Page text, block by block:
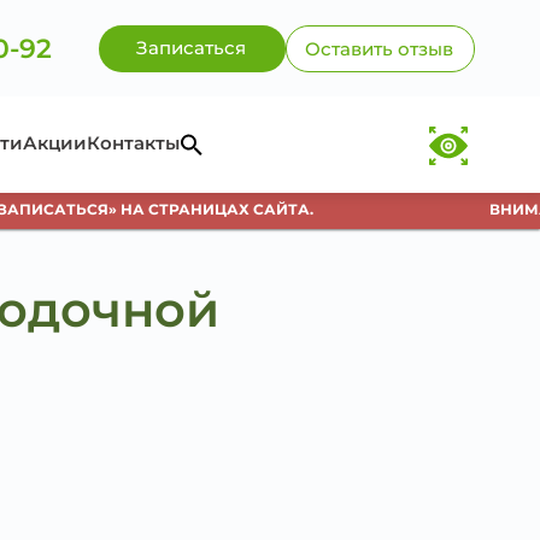
92 Записаться Оставить отзыв
АкцииКонтакты
НА СТРАНИЦАХ САЙТА.